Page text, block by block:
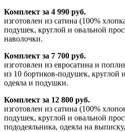
Комплект за 4 990 руб.
изготовлен из сатина (100%
подушек, круглой и овальной
наволочки.
Комплект за 7 700 руб.
изготовлен из евросатина и
из 10 бортиков-подушек, круглой
одеяла и подушки.
Комплект за 12 800 руб.
изготовлен из сатина (100%
подушек, круглой и овальной
пододеяльника, одеяла на